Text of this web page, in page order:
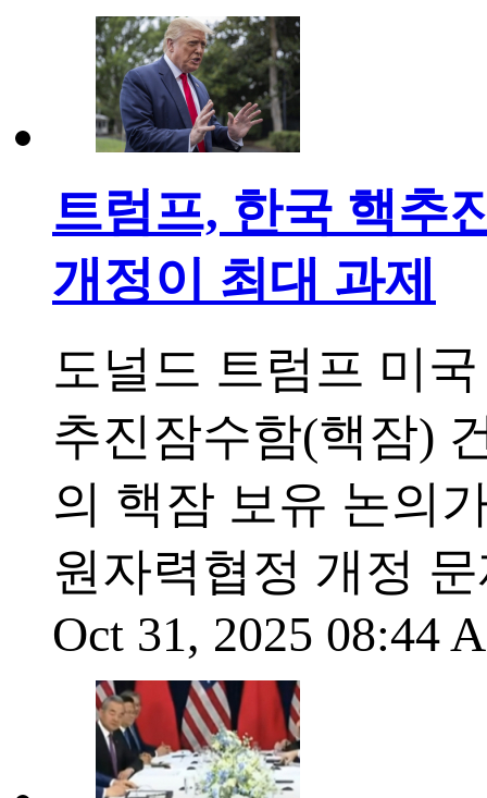
트럼프, 한국 핵추
개정이 최대 과제
도널드 트럼프 미
추진잠수함(핵잠)
의 핵잠 보유 논의
원자력협정 개정
Oct 31, 2025 08:44